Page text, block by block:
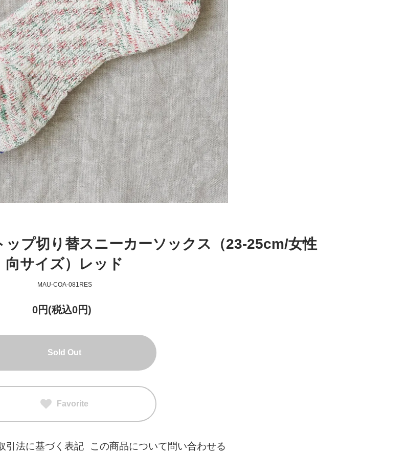
プ切り替スニーカーソックス（23-25cm/女性
向サイズ）レッド
MAU-COA-081RES
0円(税込0円)
Sold Out
Favorite
引法に基づく表記 この商品について問い合わせる